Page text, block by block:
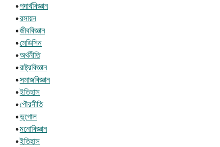
•পদার্থবিজ্ঞান
•রসায়ন
•জীববিজ্ঞান
•মেডিসিন
•অর্থনীতি
•রাষ্ট্রবিজ্ঞান
•সমাজবিজ্ঞান
•ইতিহাস
•পৌরনীতি
•ভূগোল
•মনোবিজ্ঞান
•ইতিহাস